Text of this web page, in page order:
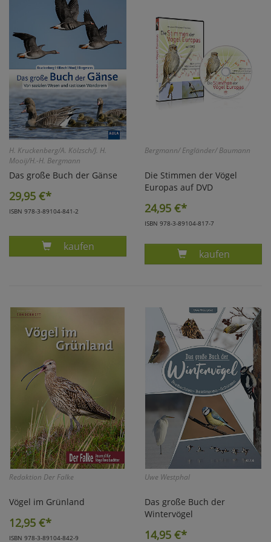
H. Kruckenberg/A. Kölzsch/J. H.
Mooij/H.-H. Bergmann
Das große Buch der Gänse
29,95 €*
ISBN 978-3-89104-841-2
Produkt KRUCKENBERG/KÖLZSCH/MOOIJ/
kaufen
Bergmann/ Engländer/ Baumann
Die Stimmen der Vögel
Europas auf DVD
24,95 €*
ISBN 978-3-89104-817-7
Produkt
kaufen
Redaktion Der Falke
Vögel im Grünland
12,95 €*
ISBN 978-3-89104-842-9
Uwe Westphal
Das große Buch der
Wintervögel
14,95 €*
Marketing
Umfragetools
Cookies
Alle Akzeptieren
Cookies
Einstellungen speichern
zurückzu Haupptseite